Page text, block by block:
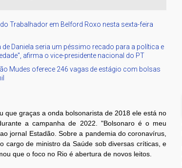
Trabalhador em Belford Roxo nesta sexta-feira
de Daniela seria um péssimo recado para a política e
afirma o vice-presidente nacional do PT
Mudes oferece 246 vagas de estágio com bolsas
que graças a onda bolsonarista de 2018 ele está no
a campanha de 2022. "Bolsonaro é o meu
jornal Estadão. Sobre a pandemia do coronavírus,
cargo de ministro da Saúde sob diversas críticas, e
que o foco no Rio é abertura de novos leitos.